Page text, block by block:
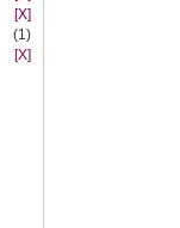
[X]
(1)
[X]